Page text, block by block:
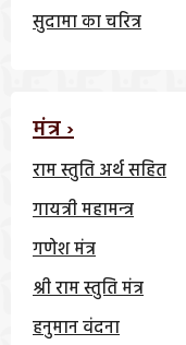
सुदामा का चरित्र
मंत्र ›
राम स्तुति अर्थ सहित
गायत्री महामन्त्र
गणेश मंत्र
श्री राम स्तुति मंत्र
हनुमान वंदना